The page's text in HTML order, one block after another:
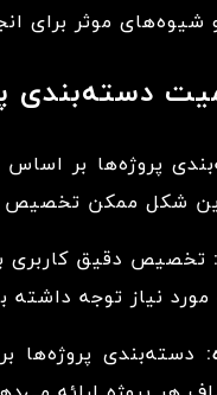
شیوه‌های موثر برای
دسته‌بندی
پروژه‌ها بر اساس
شکل ممکن تخصیص
تخصیص دقیق کاربری
نیاز توجه
دسته‌بندی پروژه‌ها